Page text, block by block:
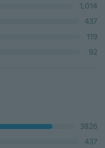
1,014
437
119
92
3826
437